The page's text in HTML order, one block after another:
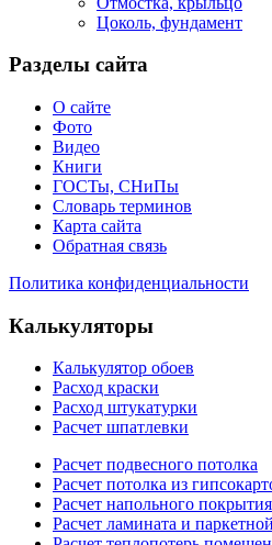
Цоколь, фундамент
Разделы сайта
О сайте
Фото
Видео
Книги
ГОСТы, СНиПы
Словарь терминов
Карта сайта
Обратная связь
Политика конфиденциальности
Калькуляторы
Калькулятор обоев
Расход краски
Расход штукатурки
Расчет шпатлевки
Расчет подвесного потолка
Расчет потолка из
Расчет напольного покрытия
Расчет ламината и